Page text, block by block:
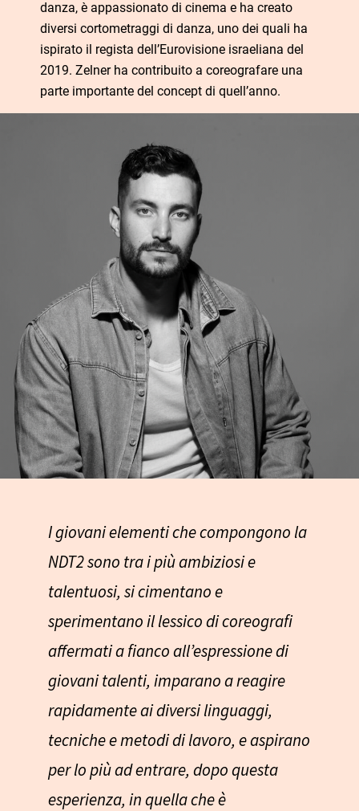
danza, è appassionato di cinema e ha creato
diversi cortometraggi di danza, uno dei quali ha
ispirato il regista dell’Eurovisione israeliana del
2019. Zelner ha contribuito a coreografare una
parte importante del concept di quell’anno.
I giovani elementi che compongono la
NDT2 sono tra i più ambiziosi e
talentuosi, si cimentano e
sperimentano il lessico di coreografi
affermati a fianco all’espressione di
giovani talenti, imparano a reagire
rapidamente ai diversi linguaggi,
tecniche e metodi di lavoro, e aspirano
per lo più ad entrare, dopo questa
esperienza, in quella che è